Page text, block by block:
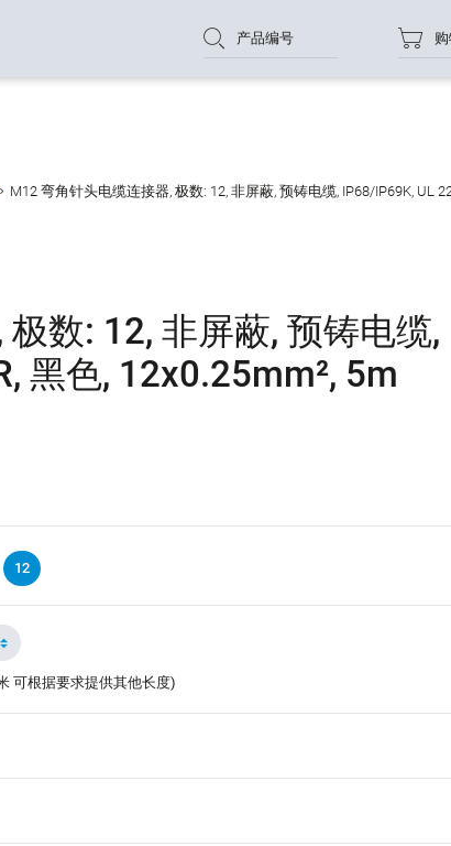
产品编号
M12 弯角针头电缆连接器, 极数: 12, 非屏蔽, 预铸电缆, IP68/IP69K, UL
数: 12, 非屏蔽, 预铸电缆,
黑色, 12x0.25mm², 5m
12
可根据要求提供其他长度)